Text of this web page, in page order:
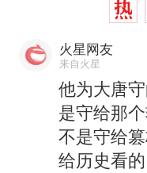
火星网友
来自火星
他为大唐
是守给那
不是守给
给历史看的